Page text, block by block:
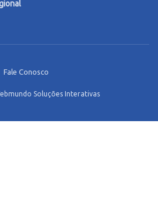
Fale Conosco
Soluções Interativas